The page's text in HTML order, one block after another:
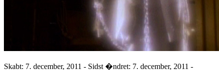
Skabt: 7. december, 2011 - Sidst �ndret: 7. december, 2011 -